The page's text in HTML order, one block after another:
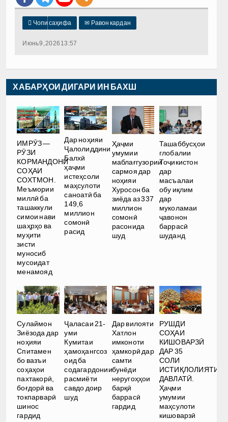
 Чопи саҳифа ✉ Равон кардан
Июнь 9, 2026 13:57
ХАБАРҲОИ ДИГАРИ ИН БАХШ
ИМРӮЗ —
РӮЗИ
КОРМАНДОНИ
СОҲАИ
СОХТМОН.
Меъмории
миллӣ ба
ташаккули
симои нави
шаҳрҳо ва
муҳити
зисти
муносиб
мусоидат
менамояд
Дар ноҳияи
Ҷалолиддини
Балхӣ
ҳаҷми
истеҳсоли
маҳсулоти
саноатӣ ба
149,6
миллион
сомонӣ
расид
Ҳаҷми
умумии
маблағгузории
сармоя дар
ноҳияи
Хуросон ба
зиёда аз 337
миллион
сомонӣ
расонида
шуд
Ташаббусҳои
глобалии
Тоҷикистон
дар
масъалаи
обу иқлим
дар
муколамаи
ҷавонон
баррасӣ
шуданд
Сулаймон
Зиёзода дар
ноҳияи
Спитамен
бо вазъи
соҳаҳои
пахтакорӣ,
боғдорӣ ва
токпарварӣ
шинос
гардид
Ҷаласаи 21-
уми
Кумитаи
ҳамоҳангсоз
оид ба
содагардонии
расмиёти
савдо доир
шуд
Дар вилояти
Хатлон
имконоти
ҳамкорӣ дар
самти
бунёди
неругоҳҳои
барқӣ
баррасӣ
гардид
РУШДИ
СОҲАИ
КИШОВАРЗӢ
ДАР 35
СОЛИ
ИСТИҚЛОЛИЯТИ
ДАВЛАТӢ.
Ҳаҷми
умумии
маҳсулоти
кишоварзӣ